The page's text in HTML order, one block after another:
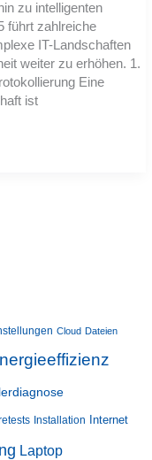
zu intelligenten
führt zahlreiche
IT-Landschaften
weiter zu erhöhen. 1.
Eine
ist
Cloud Dateien
Installation Internet
Laptop